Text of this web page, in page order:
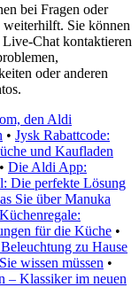
bei Fragen oder
Sie können
Chat kontaktieren
oder anderen
den Aldi
• Jysk Rabattcode:
und Kaufladen
• Die Aldi App:
Die perfekte Lösung
Sie über Manuka
für die Küche •
zu Hause
wissen müssen •
– Klassiker im neuen